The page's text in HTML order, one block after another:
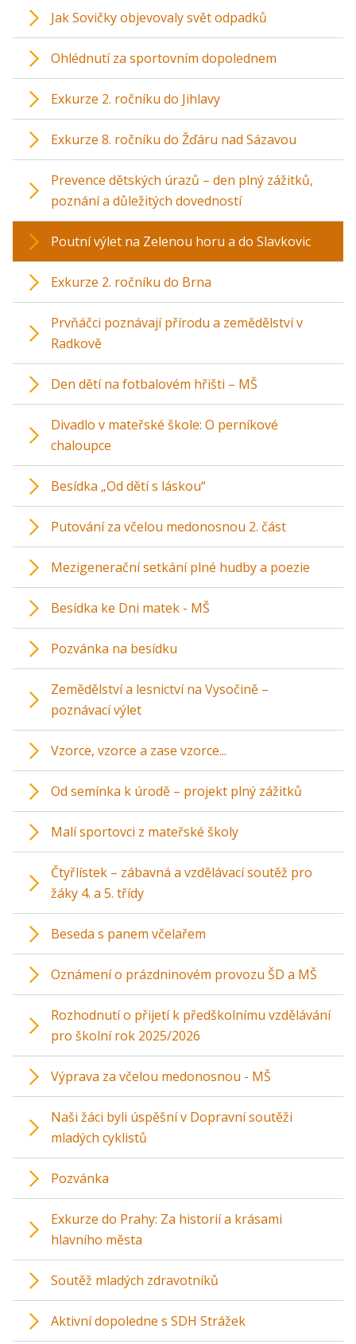
Jak Sovičky objevovaly svět odpadků
Ohlédnutí za sportovním dopolednem
Exkurze 2. ročníku do Jihlavy
Exkurze 8. ročníku do Žďáru nad Sázavou
Prevence dětských úrazů – den plný zážitků,
poznání a důležitých dovedností
Poutní výlet na Zelenou horu a do Slavkovic
Exkurze 2. ročníku do Brna
Prvňáčci poznávají přírodu a zemědělství v
Radkově
Den dětí na fotbalovém hřišti – MŠ
Divadlo v mateřské škole: O perníkové
chaloupce
Besídka „Od dětí s láskou“
Putování za včelou medonosnou 2. část
Mezigenerační setkání plné hudby a poezie
Besídka ke Dni matek - MŠ
Pozvánka na besídku
Zemědělství a lesnictví na Vysočině –
poznávací výlet
Vzorce, vzorce a zase vzorce...
Od semínka k úrodě – projekt plný zážitků
Malí sportovci z mateřské školy
Čtyřlístek – zábavná a vzdělávací soutěž pro
žáky 4. a 5. třídy
Beseda s panem včelařem
Oznámení o prázdninovém provozu ŠD a MŠ
Rozhodnutí o přijetí k předškolnímu vzdělávání
pro školní rok 2025/2026
Výprava za včelou medonosnou - MŠ
Naši žáci byli úspěšní v Dopravní soutěži
mladých cyklistů
Pozvánka
Exkurze do Prahy: Za historií a krásami
hlavního města
Soutěž mladých zdravotníků
Aktivní dopoledne s SDH Strážek